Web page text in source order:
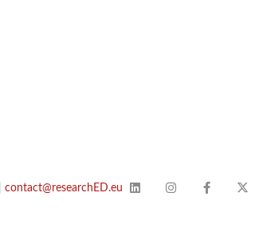
contact@researchED.eu